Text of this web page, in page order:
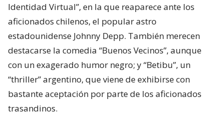
Identidad Virtual”, en la que reaparece ante los
aficionados chilenos, el popular astro
estadounidense Johnny Depp. También merecen
destacarse la comedia “Buenos Vecinos”, aunque
con un exagerado humor negro; y “Betibu”, un
“thriller” argentino, que viene de exhibirse con
bastante aceptación por parte de los aficionados
trasandinos.